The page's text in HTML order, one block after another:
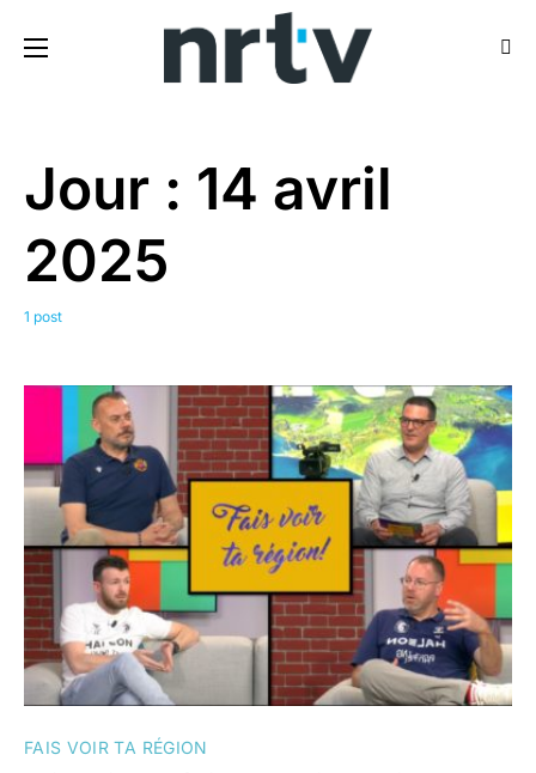
Jour : 14 avril
2025
1 post
FAIS VOIR TA RÉGION